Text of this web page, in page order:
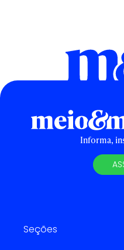
Informa,
Seções